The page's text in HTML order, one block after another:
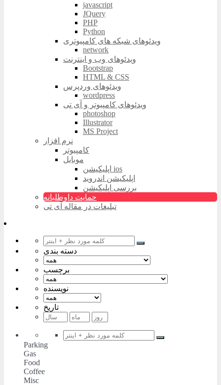
javascript
JQuery
PHP
Python
ویدئوهای شبکه های کامپیوتری
network
ویدئوهای وب و اینترنت
Bootstrap
HTML & CSS
ویدئوهای وردپرس
wordpress
ویدئوهای کامپیوتر و آی تی
photoshop
Illustrator
MS Project
نرم افزار
کامپیوتر
موبایل
اپلیکیشن ios
اپلیکیشن اندروید
بررسی اپلیکیشن
حمایت داوطلبانه
تبلیغات در مقاله آی تی
دسته بندی
برچسب
نویسنده
تاریخ
Parking
Gas
Food
Coffee
Misc